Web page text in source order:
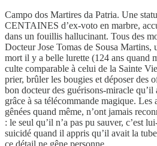
Campo dos Martires da Patria. Une
CENTAINES d’ex-voto en marbre,
dans un fouillis hallucinant. Tous des
Docteur Jose Tomas de Sousa Martins,
mort il y a belle lurette (124 ans quand
culte comparable à celui de la Sainte
prier, brûler les bougies et déposer des
bon docteur des guérisons-miracle qu’il
grâce à sa télécommande magique.
gênées quand même, n’ont jamais
: le seul qu’il n’a pas pu sauver, c’est
suicidé quand il appris qu’il avait la
ce détail ne gêne personne.